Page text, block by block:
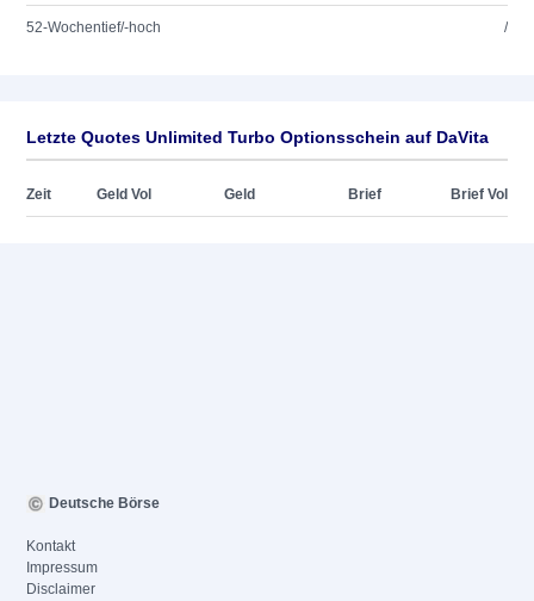
52-Wochentief/-hoch /
Letzte Quotes Unlimited Turbo Optionsschein auf DaVita
Zeit Geld Vol Geld Brief Brief Vol
Deutsche Börse
Kontakt
Impressum
Disclaimer